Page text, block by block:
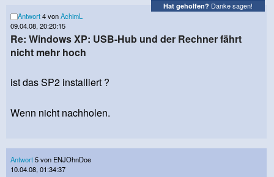
Hat geholfen? Danke sagen!
Antwort4 vonAchimL
09.04.08, 20:20:15
Re: Windows XP: USB-Hub und der Rechner fährt
nicht mehr hoch
ist das SP2 installiert ?
Wenn nicht nachholen.
Antwort5 von ENJOhnDoe
10.04.08, 01:34:37